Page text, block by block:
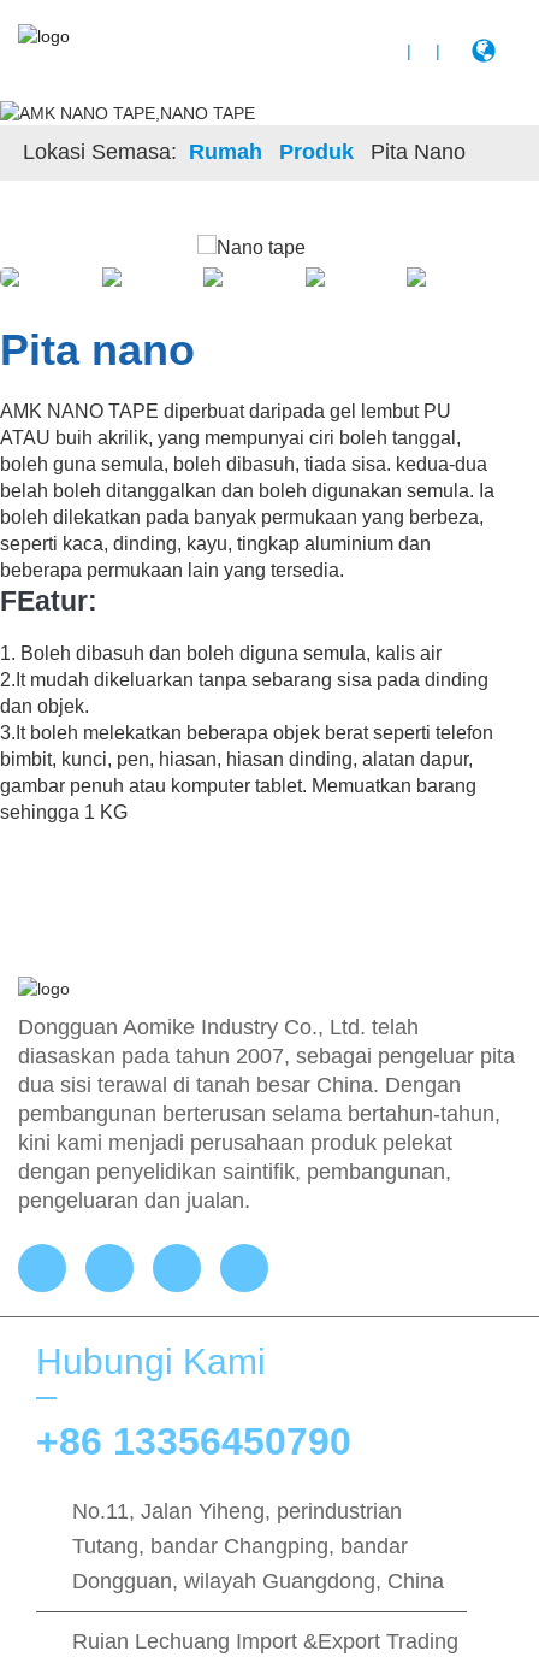
| |
Lokasi Semasa: Rumah Produk Pita Nano
Pita nano
AMK NANO TAPE diperbuat daripada gel lembut PU
ATAU buih akrilik, yang mempunyai ciri boleh tanggal,
boleh guna semula, boleh dibasuh, tiada sisa. kedua-dua
belah boleh ditanggalkan dan boleh digunakan semula. Ia
boleh dilekatkan pada banyak permukaan yang berbeza,
seperti kaca, dinding, kayu, tingkap aluminium dan
beberapa permukaan lain yang tersedia.
FEatur:
1. Boleh dibasuh dan boleh diguna semula, kalis air
2.It mudah dikeluarkan tanpa sebarang sisa pada dinding
dan objek.
3.It boleh melekatkan beberapa objek berat seperti telefon
bimbit, kunci, pen, hiasan, hiasan dinding, alatan dapur,
gambar penuh atau komputer tablet. Memuatkan barang
sehingga 1 KG
Dongguan Aomike Industry Co., Ltd. telah
diasaskan pada tahun 2007, sebagai pengeluar pita
dua sisi terawal di tanah besar China. Dengan
pembangunan berterusan selama bertahun-tahun,
kini kami menjadi perusahaan produk pelekat
dengan penyelidikan saintifik, pembangunan,
pengeluaran dan jualan.
Hubungi Kami
+86 13356450790
No.11, Jalan Yiheng, perindustrian
Tutang, bandar Changping, bandar
Dongguan, wilayah Guangdong, China
Ruian Lechuang Import &Export Trading